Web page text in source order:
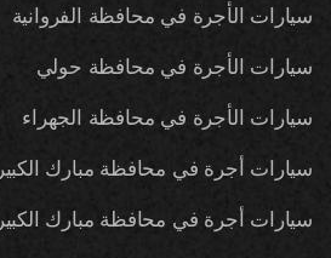
سيارات الأجرة في محافظة الفروانية
سيارات الأجرة في محافظة حولي
سيارات الأجرة في محافظة الجهراء
سيارات أجرة في محافظة مبارك الكبير
سيارات أجرة في محافظة مبارك الكبير